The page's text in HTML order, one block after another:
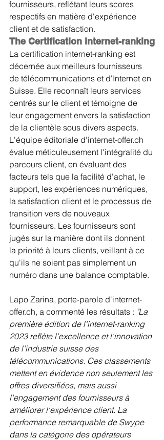
fournisseurs, reflétant leurs scores
respectifs en matière d'expérience
client et de satisfaction.
The Certification internet-ranking
La certification internet-ranking est
décernée aux meilleurs fournisseurs
de télécommunications et d'Internet en
Suisse. Elle reconnaît leurs services
centrés sur le client et témoigne de
leur engagement envers la satisfaction
de la clientèle sous divers aspects.
L'équipe éditoriale d'internet-offer.ch
évalue méticuleusement l'intégralité du
parcours client, en évaluant des
facteurs tels que la facilité d'achat, le
support, les expériences numériques,
la satisfaction client et le processus de
transition vers de nouveaux
fournisseurs. Les fournisseurs sont
jugés sur la manière dont ils donnent
la priorité à leurs clients, veillant à ce
qu'ils ne soient pas simplement un
numéro dans une balance comptable.
Lapo Zarina, porte-parole d'internet-
offer.ch, a commenté les résultats : "La
première édition de l'internet-ranking
2023 reflète l'excellence et l'innovation
de l'industrie suisse des
télécommunications. Ces classements
mettent en évidence non seulement les
offres diversifiées, mais aussi
l'engagement des fournisseurs à
améliorer l'expérience client. La
performance remarquable de Swype
dans la catégorie des opérateurs